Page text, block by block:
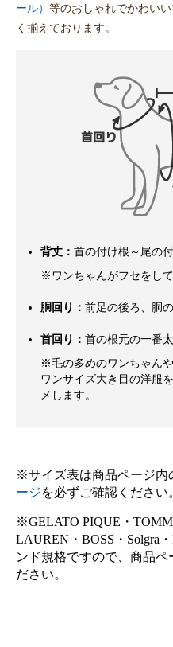
ール） 等のおしゃれでかわい
く揃えております。
背丈： 首の付け根～尾の付
※ワンちゃんがフセをし
胴回り： 前足の後ろ、胴
首回り： 首の根元の一番
※毛の多めのワンちゃん
ワンサイズ大き目の洋服
メします。
※サイズ表は商品ページ内
ージを必ずご確認ください
※GELATO PIQUE・
LAUREN・BOSS・Solgra
ンド規格ですので、商品ペ
ださい。